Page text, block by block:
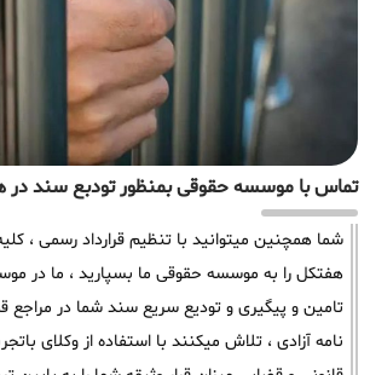
تماس با موسسه حقوقی بمنظور تودبع سند در
شما همچنین میتوانید با تنظیم قرارداد رسمی ،
هفتکل را به موسسه حقوقی ما بسپارید ، ما در
تامین و پیگیری و تودیع سریع سند شما در مراجع
نامه آزادی ، تلاش میکنند با استفاده از وکلای